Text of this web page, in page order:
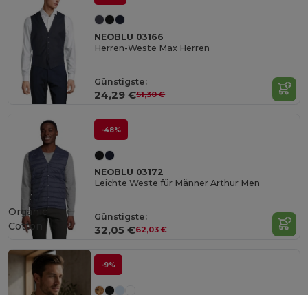
NEOBLU 03166
Herren-Weste Max Herren
Günstigste:
24,29 €51,30 €
-48%
NEOBLU 03172
Leichte Weste für Männer Arthur Men
Günstigste:
32,05 €62,03 €
Organic
Cotton
-9%